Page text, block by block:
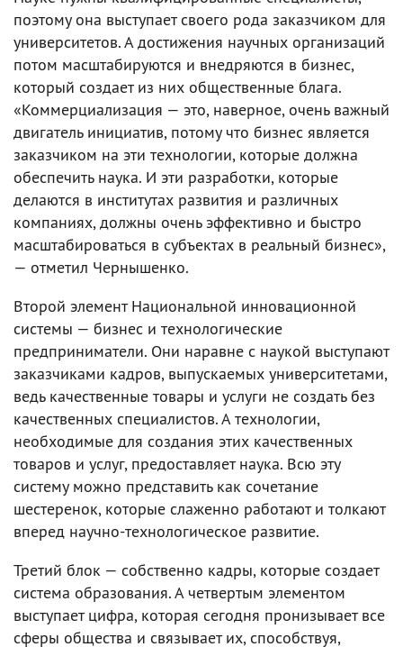
поэтому она выступает своего рода заказчиком для
университетов. А достижения научных организаций
потом масштабируются и внедряются в бизнес,
который создает из них общественные блага.
«Коммерциализация — это, наверное, очень важный
двигатель инициатив, потому что бизнес является
заказчиком на эти технологии, которые должна
обеспечить наука. И эти разработки, которые
делаются в институтах развития и различных
компаниях, должны очень эффективно и быстро
масштабироваться в субъектах в реальный бизнес»,
— отметил Чернышенко.
Второй элемент Национальной инновационной
системы — бизнес и технологические
предприниматели. Они наравне с наукой выступают
заказчиками кадров, выпускаемых университетами,
ведь качественные товары и услуги не создать без
качественных специалистов. А технологии,
необходимые для создания этих качественных
товаров и услуг, предоставляет наука. Всю эту
систему можно представить как сочетание
шестеренок, которые слаженно работают и толкают
вперед научно-технологическое развитие.
Третий блок — собственно кадры, которые создает
система образования. А четвертым элементом
выступает цифра, которая сегодня пронизывает все
сферы общества и связывает их, способствуя,